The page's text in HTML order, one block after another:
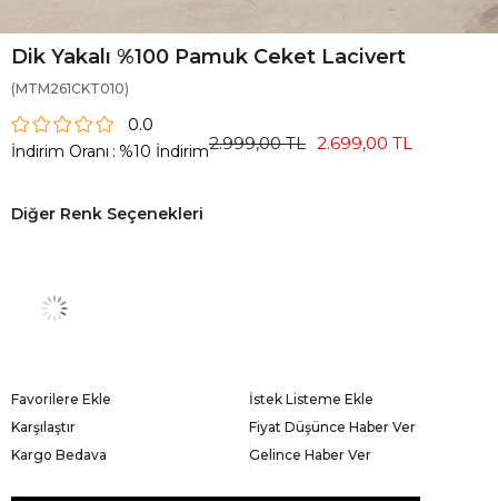
Dik Yakalı %100 Pamuk Ceket Lacivert
(MTM261CKT010)
0.0
İndirim Oranı : %10 İndirim2.999,00 TL 2.699,00 TL
Diğer Renk Seçenekleri
Favorilere Ekle
İstek Listeme Ekle
Karşılaştır
Fiyat Düşünce Haber Ver
Kargo Bedava
Gelince Haber Ver